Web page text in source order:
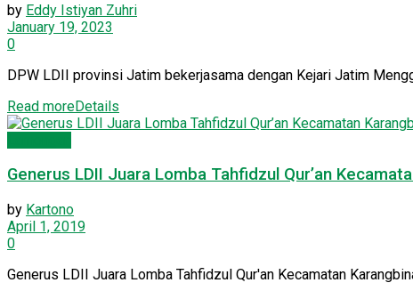
by Eddy Istiyan Zuhri
January 19, 2023
0
DPW LDII provinsi Jatim bekerjasama dengan Kejari Jatim
Read moreDetails
Generus LDII Juara Lomba Tahfidzul Qur’an
by Kartono
April 1, 2019
0
Generus LDII Juara Lomba Tahfidzul Qur'an Kecamatan